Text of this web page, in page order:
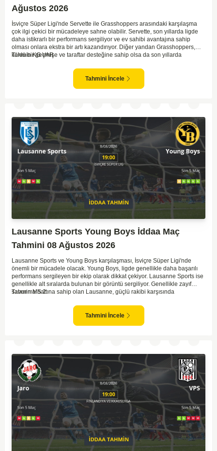
Ağustos 2026
İsviçre Süper Ligi'nde Servette ile Grasshoppers arasındaki karşılaşma
çok ilgi çekici bir mücadeleye sahne olabilir. Servette, son yıllarda ligde
daha istikrarlı bir performans sergiliyor ve ev sahibi avantajına sahip
olması onlara ekstra bir artı kazandırıyor. Diğer yandan Grasshoppers,
köklü bir geçmişe ve taraftar desteğine sahip olsa da son yıllarda
genellikle maçlarda gol yollarında etkili olurken, Grasshoppers savunma
anlamında zaman zaman sorunlar yaşayabiliyor. Bu durumda,
karşılaşmanın gollü geçmesi muhtemel gözüküyor. İki takımın oyun tarzını
Tahmin KG VAR
Tahmini İncele
Lausanne Sports Young Boys İddaa Maç
Tahmini 08 Ağustos 2026
Lausanne Sports ve Young Boys karşılaşması, İsviçre Süper Ligi'nde
önemli bir mücadele olacak. Young Boys, ligde genellikle daha başarılı
performans sergileyen bir ekip olarak dikkat çekiyor. Lausanne Sports ise
genellikle alt sıralarda bulunan bir görüntü sergiliyor. Genellikle zayıf
savunma hattına sahip olan Lausanne, güçlü rakibi karşısında
Maçın sonucunda Young Boys'un galip gelme olasılığı yüksek görünüyor.
Tahmin MS 2
Tahmini İncele